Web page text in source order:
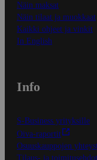
Näin maksat
Näin tilaat ja muokkaat
Kaikki ohjeet ja vinkit
In English
Info
S-Business yrityksille
Oiva-raportit
Osuuskauppojen
Tilaus- ja toimitusehdot